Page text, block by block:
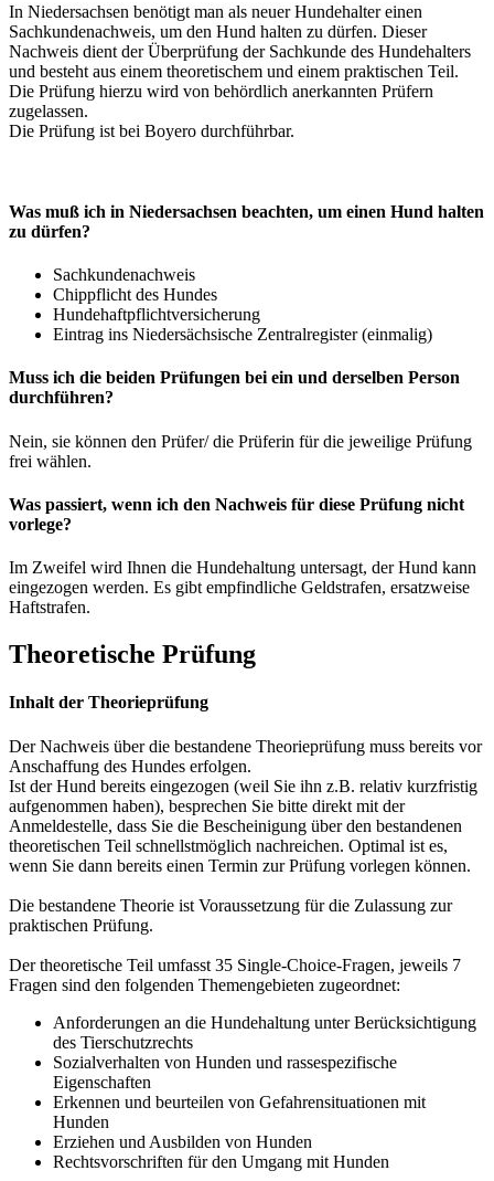
In Niedersachsen benötigt man als neuer Hundehalter einen
Sachkundenachweis, um den Hund halten zu dürfen. Dieser
Nachweis dient der Überprüfung der Sachkunde des Hundehalters
und besteht aus einem theoretischem und einem praktischen Teil.
Die Prüfung hierzu wird von behördlich anerkannten Prüfern
zugelassen.
Die Prüfung ist bei Boyero durchführbar.
Was muß ich in Niedersachsen beachten, um einen Hund halten
zu dürfen?
Sachkundenachweis
Chippflicht des Hundes
Hundehaftpflichtversicherung
Eintrag ins Niedersächsische Zentralregister (einmalig)
Muss ich die beiden Prüfungen bei ein und derselben Person
durchführen?
Nein, sie können den Prüfer/ die Prüferin für die jeweilige Prüfung
frei wählen.
Was passiert, wenn ich den Nachweis für diese Prüfung nicht
vorlege?
Im Zweifel wird Ihnen die Hundehaltung untersagt, der Hund kann
eingezogen werden. Es gibt empfindliche Geldstrafen, ersatzweise
Haftstrafen.
Theoretische Prüfung
Inhalt der Theorieprüfung
Der Nachweis über die bestandene Theorieprüfung muss bereits vor
Anschaffung des Hundes erfolgen.
Ist der Hund bereits eingezogen (weil Sie ihn z.B. relativ kurzfristig
aufgenommen haben), besprechen Sie bitte direkt mit der
Anmeldestelle, dass Sie die Bescheinigung über den bestandenen
theoretischen Teil schnellstmöglich nachreichen. Optimal ist es,
wenn Sie dann bereits einen Termin zur Prüfung vorlegen können.
Die bestandene Theorie ist Voraussetzung für die Zulassung zur
praktischen Prüfung.
Der theoretische Teil umfasst 35 Single-Choice-Fragen, jeweils 7
Fragen sind den folgenden Themengebieten zugeordnet:
Anforderungen an die Hundehaltung unter Berücksichtigung
des Tierschutzrechts
Sozialverhalten von Hunden und rassespezifische
Eigenschaften
Erkennen und beurteilen von Gefahrensituationen mit
Hunden
Erziehen und Ausbilden von Hunden
Rechtsvorschriften für den Umgang mit Hunden